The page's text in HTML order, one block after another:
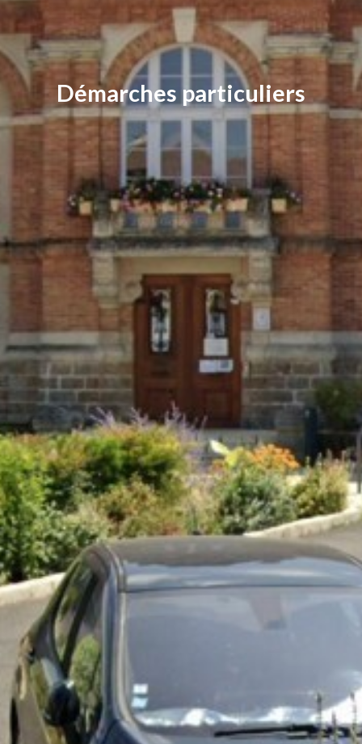
Démarches particuliers